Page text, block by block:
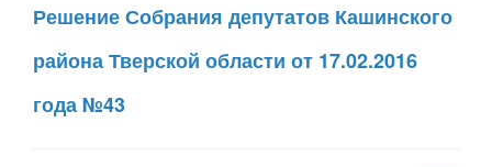
Решение Собрания депутатов Кашинского
района Тверской области от 17.02.2016
года №43